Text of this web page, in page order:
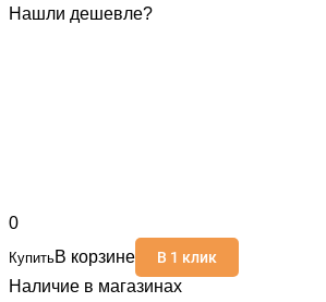
Нашли дешевле?
0
КупитьВ корзине В 1 клик
Наличие в магазинах